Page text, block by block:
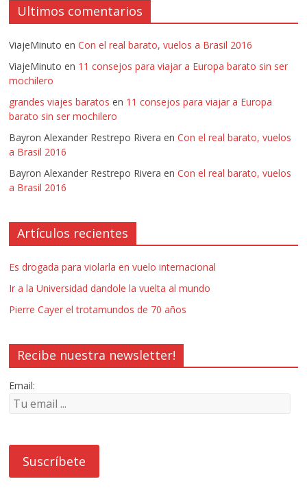
Ultimos comentarios
ViajeMinuto enCon el real barato, vuelos a Brasil 2016
ViajeMinuto en 11 consejos para viajar a Europa barato sin ser
mochilero
grandes viajes baratos en 11 consejos para viajar a Europa
barato sin ser mochilero
Bayron Alexander Restrepo Rivera enCon el real barato, vuelos
a Brasil 2016
Bayron Alexander Restrepo Rivera enCon el real barato, vuelos
a Brasil 2016
Artículos recientes
Es drogada para violarla en vuelo internacional
Ir a la Universidad dandole la vuelta al mundo
Pierre Cayer el trotamundos de 70 años
Recibe nuestra newsletter!
Email: